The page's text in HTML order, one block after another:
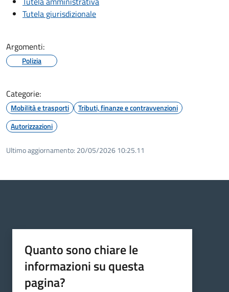
Tutela giurisdizionale
Argomenti:
Polizia
Categorie:
Mobilità e trasporti
Tributi, finanze e contravvenzioni
Autorizzazioni
Ultimo aggiornamento: 20/05/2026 10:25.11
Quanto sono chiare le
informazioni su questa
pagina?